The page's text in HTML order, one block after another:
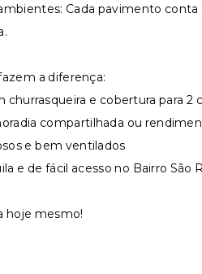
Cada pavimento
a diferença:
churrasqueira e cobertura para
compartilhada ou
e bem ventilados
e de fácil acesso no Bairro São
hoje mesmo!